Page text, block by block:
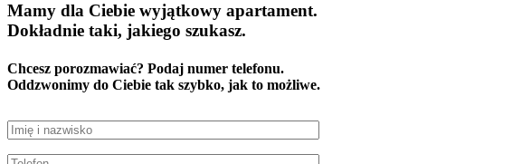
Mamy dla Ciebie wyjątkowy apartament.
Dokładnie taki, jakiego szukasz.
Chcesz porozmawiać? Podaj numer telefonu.
Oddzwonimy do Ciebie tak szybko, jak to możliwe.